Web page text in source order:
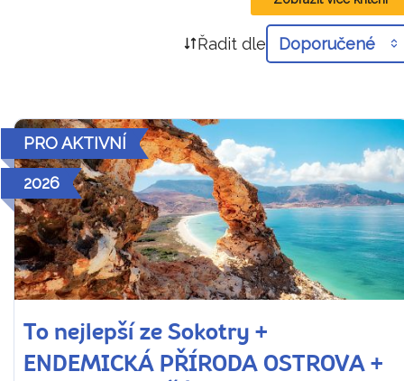
Řadit dle Doporučené
PRO AKTIVNÍ
2026
To nejlepší ze Sokotry +
ENDEMICKÁ PŘÍRODA OSTROVA +